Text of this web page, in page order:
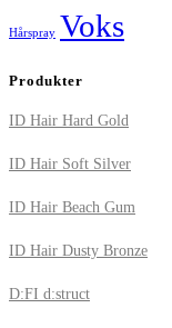
Hårspray Voks
Produkter
ID Hair Hard Gold
ID Hair Soft Silver
ID Hair Beach Gum
ID Hair Dusty Bronze
D:FI d:struct